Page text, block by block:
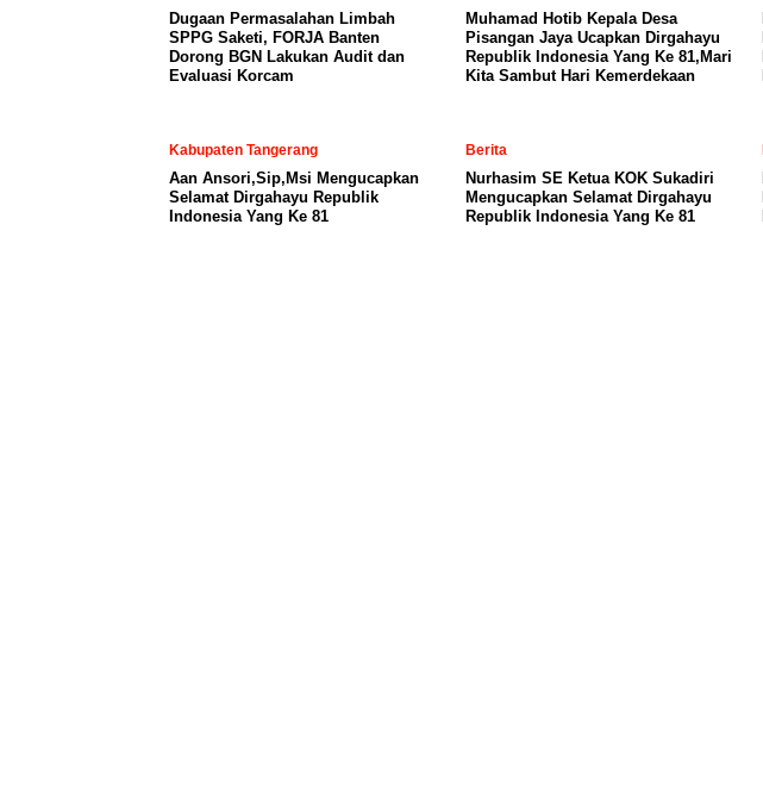
Dugaan Permasalahan Limbah
SPPG Saketi, FORJA Banten
Dorong BGN Lakukan Audit dan
Evaluasi Korcam
Muhamad Hotib Kepala Desa
Pisangan Jaya Ucapkan Dirgahayu
Republik Indonesia Yang Ke 81,Mari
Kita Sambut Hari Kemerdekaan
Kabupaten Tangerang
Aan Ansori,Sip,Msi Mengucapkan
Selamat Dirgahayu Republik
Indonesia Yang Ke 81
Berita
Nurhasim SE Ketua KOK Sukadiri
Mengucapkan Selamat Dirgahayu
Republik Indonesia Yang Ke 81